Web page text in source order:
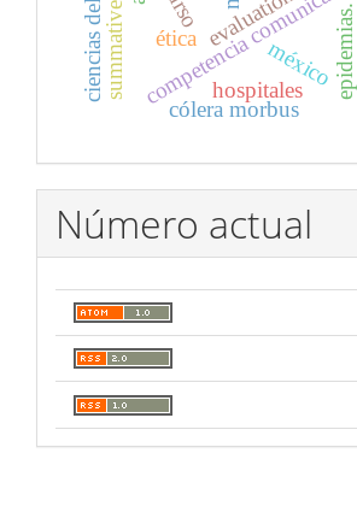
competencia
ética méxico
evaluation
cólera morbus
hospitales epidemias.
Número actual